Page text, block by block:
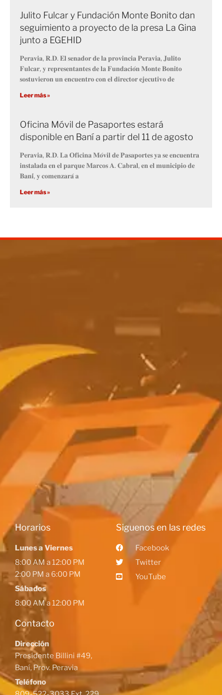
Julito Fulcar y Fundación Monte Bonito dan
seguimiento a proyecto de la presa La Gina
junto a EGEHID
𝐏𝐞𝐫𝐚𝐯𝐢𝐚, 𝐑.𝐃. 𝐄𝐥 𝐬𝐞𝐧𝐚𝐝𝐨𝐫 𝐝𝐞 𝐥𝐚 𝐩𝐫𝐨𝐯𝐢𝐧𝐜𝐢𝐚 𝐏𝐞𝐫𝐚𝐯𝐢𝐚, 𝐉𝐮𝐥𝐢𝐭𝐨
𝐅𝐮𝐥𝐜𝐚𝐫, 𝐲 𝐫𝐞𝐩𝐫𝐞𝐬𝐞𝐧𝐭𝐚𝐧𝐭𝐞𝐬 𝐝𝐞 𝐥𝐚 𝐅𝐮𝐧𝐝𝐚𝐜𝐢𝐨́𝐧 𝐌𝐨𝐧𝐭𝐞 𝐁𝐨𝐧𝐢𝐭𝐨
𝐬𝐨𝐬𝐭𝐮𝐯𝐢𝐞𝐫𝐨𝐧 𝐮𝐧 𝐞𝐧𝐜𝐮𝐞𝐧𝐭𝐫𝐨 𝐜𝐨𝐧 𝐞𝐥 𝐝𝐢𝐫𝐞𝐜𝐭𝐨𝐫 𝐞𝐣𝐞𝐜𝐮𝐭𝐢𝐯𝐨 𝐝𝐞
Leer más »
Oficina Móvil de Pasaportes estará
disponible en Baní a partir del 11 de agosto
𝐏𝐞𝐫𝐚𝐯𝐢𝐚, 𝐑.𝐃. 𝐋𝐚 𝐎𝐟𝐢𝐜𝐢𝐧𝐚 𝐌𝐨́𝐯𝐢𝐥 𝐝𝐞 𝐏𝐚𝐬𝐚𝐩𝐨𝐫𝐭𝐞𝐬 𝐲𝐚 𝐬𝐞 𝐞𝐧𝐜𝐮𝐞𝐧𝐭𝐫𝐚
𝐢𝐧𝐬𝐭𝐚𝐥𝐚𝐝𝐚 𝐞𝐧 𝐞𝐥 𝐩𝐚𝐫𝐪𝐮𝐞 𝐌𝐚𝐫𝐜𝐨𝐬 𝐀. 𝐂𝐚𝐛𝐫𝐚𝐥, 𝐞𝐧 𝐞𝐥 𝐦𝐮𝐧𝐢𝐜𝐢𝐩𝐢𝐨 𝐝𝐞
𝐁𝐚𝐧𝐢́, 𝐲 𝐜𝐨𝐦𝐞𝐧𝐳𝐚𝐫𝐚́ 𝐚
Leer más »
Horarios
Lunes a Viernes
8:00 AM a 12:00 PM
2:00 PM a 6:00 PM
Sábados
8:00 AM a 12:00 PM
Contacto
Dirección
Presidente Billini #49,
Baní, Prov. Peravia
Teléfono
Siguenos en las redes
Facebook
Twitter
YouTube